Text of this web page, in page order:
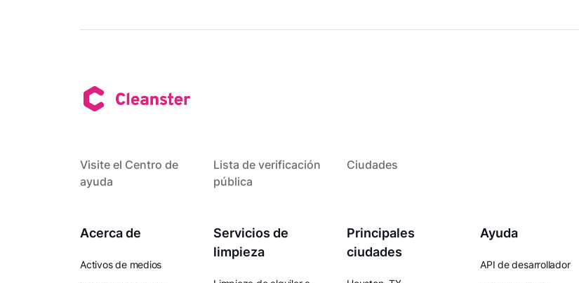
Visite el Centro de
ayuda
Lista de verificación
pública
Ciudades
Acerca de
Activos de medios
Servicios de
limpieza
Principales
ciudades
Ayuda
API de desarrollador